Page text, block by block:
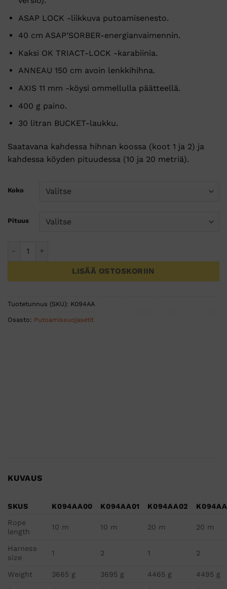
ASAP LOCK -liikkuva putoamisenesto.
40 cm ASAP’SORBER-energianvaimennin.
Kaksi OK TRIACT-LOCK -karabiinia.
ANNEAU 150 cm avoin lenkkihihna.
AXIS 11 mm -köysi ommellulla päätteellä.
400 g paino.
30 litran BUCKET-laukku.
Saatavana kahdessa hihnan koossa (koot 1 ja 2) ja
kahdessa köyden pituudessa (10 ja 20 metriä).
Koko
Pituus
LISÄÄ OSTOSKORIIN
Tuotetunnus (SKU): K094AA
Osasto: Putoamissuojasetit
KUVAUS
SKUS K094AA00 K094AA01 K094AA02
Rope
length
10 m 10 m 20 m 20 m
Harness
size
1 2 1 2
Weight 3665 g 3695 g 4465 g 4495 g